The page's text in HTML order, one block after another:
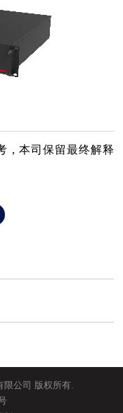
，本司保留最终解释
限公司 版权所有.